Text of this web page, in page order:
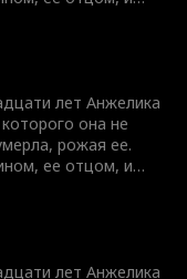
в дом переезжает
Кристофер
мечтая,
их мама. И в
сбывается,
рак. Но
лет Анжелика
она не
рожая ее.
ее отцом, и
в дом переезжает
Кристофер
мечтая,
лет Анжелика